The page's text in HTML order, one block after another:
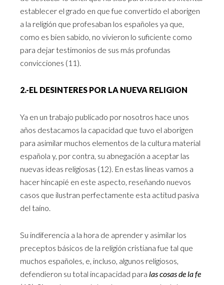
establecer el grado en que fue convertido el aborigen
a la religión que profesaban los españoles ya que,
como es bien sabido, no vivieron lo suficiente como
para dejar testimonios de sus más profundas
convicciones (11).
2.-EL DESINTERES POR LA NUEVA RELIGION
Ya en un trabajo publicado por nosotros hace unos
años destacamos la capacidad que tuvo el aborigen
para asimilar muchos elementos de la cultura material
española y, por contra, su abnegación a aceptar las
nuevas ideas religiosas (12). En estas líneas vamos a
hacer hincapié en este aspecto, reseñando nuevos
casos que ilustran perfectamente esta actitud pasiva
del taíno.
Su indiferencia a la hora de aprender y asimilar los
preceptos básicos de la religión cristiana fue tal que
muchos españoles, e, incluso, algunos religiosos,
defendieron su total incapacidad para las cosas de la fe